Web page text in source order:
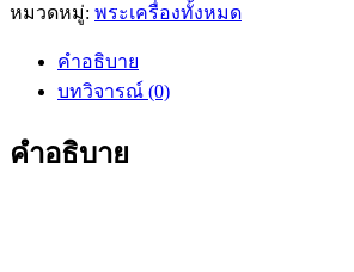
พ่อ
มหาพรหม
หมวดหมู่: พระเครื่องทั้งหมด
คำอธิบาย
บทวิจารณ์ (0)
คำอธิบาย